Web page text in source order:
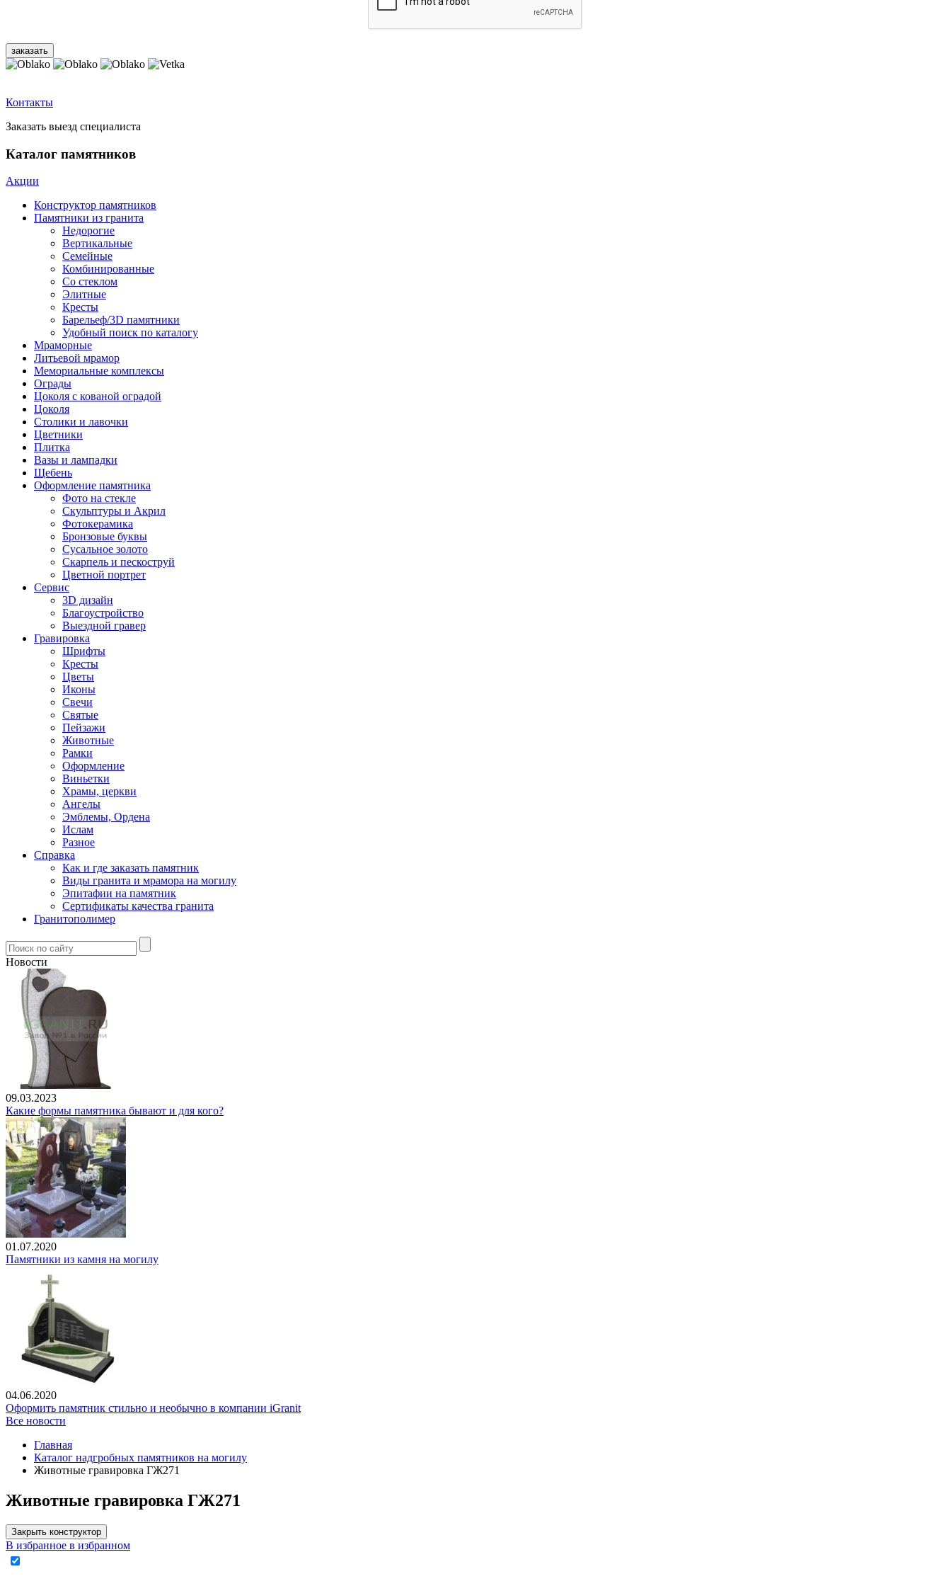
Контакты
Заказать выезд специалиста
Каталог памятников
Акции
Конструктор памятников
Памятники из гранита
Недорогие
Вертикальные
Семейные
Комбинированные
Со стеклом
Элитные
Кресты
Барельеф/3D памятники
Удобный поиск по каталогу
Мраморные
Литьевой мрамор
Мемориальные комплексы
Ограды
Цоколя с кованой оградой
Цоколя
Столики и лавочки
Цветники
Плитка
Вазы и лампадки
Щебень
Оформление памятника
Фото на стекле
Скульптуры и Акрил
Фотокерамика
Бронзовые буквы
Сусальное золото
Скарпель и пескоструй
Цветной портрет
Сервис
3D дизайн
Благоустройство
Выездной гравер
Гравировка
Шрифты
Кресты
Цветы
Иконы
Свечи
Святые
Пейзажи
Животные
Рамки
Оформление
Виньетки
Храмы, церкви
Ангелы
Эмблемы, Ордена
Ислам
Разное
Справка
Как и где заказать памятник
Виды гранита и мрамора на могилу
Эпитафии на памятник
Сертификаты качества гранита
Гранитополимер
Новости
09.03.2023
Какие формы памятника бывают и для кого?
01.07.2020
Памятники из камня на могилу
04.06.2020
Оформить памятник стильно и необычно в компании iGranit
Все новости
Главная
Каталог надгробных памятников на могилу
Животные гравировка ГЖ271
Животные гравировка ГЖ271
Закрыть конструктор
В избранное в избранном